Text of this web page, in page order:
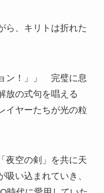
ら、キリトは折れた
ン！」」 完璧に息
放の式句を唱える
イヤーたちが光の粒
夜空の剣」を共に天
い込まれていき、